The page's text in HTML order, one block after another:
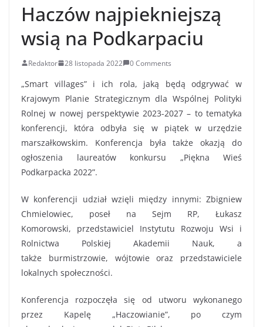
Haczów najpiekniejszą
wsią na Podkarpaciu
Redaktor 28 listopada 2022 0 Comments
„Smart villages” i ich rola, jaką będą odgrywać w
Krajowym Planie Strategicznym dla Wspólnej Polityki
Rolnej w nowej perspektywie 2023-2027 – to tematyka
konferencji, która odbyła się w piątek w urzędzie
marszałkowskim. Konferencja była także okazją do
ogłoszenia laureatów konkursu „Piękna Wieś
Podkarpacka 2022”.
W konferencji udział wzięli między innymi:Zbigniew
Chmielowiec, poseł na Sejm RP, Łukasz
Komorowski, przedstawiciel Instytutu Rozwoju Wsi i
Rolnictwa Polskiej Akademii Nauk, a
także burmistrzowie, wójtowie oraz przedstawiciele
lokalnych społeczności.
Konferencja rozpoczęła się od utworu wykonanego
przez Kapelę „Haczowianie”, po czym